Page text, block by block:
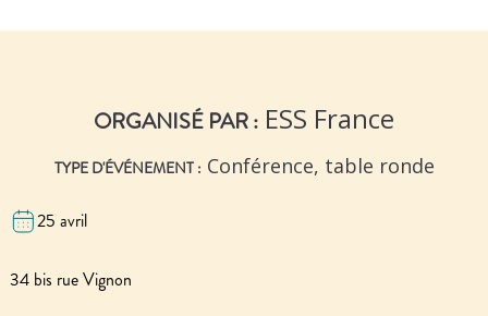
ORGANISÉ PAR : ESS France
TYPE D'ÉVÉNEMENT : Conférence, table ronde
25 avril
34 bis rue Vignon